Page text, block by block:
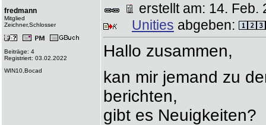
fredmann
Mitglied
Zeichner,Schlosser
Beiträge: 4
Registriert: 03.02.2022
WIN10,Bocad
erstellt am: 14.
Unities abgeben:
Hallo zusammen,
kan mir jemand zu
berichten,
gibt es Neuigkeiten?